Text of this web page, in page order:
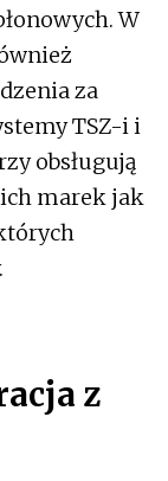
W
za
TSZ-i i
obsługują
marek jak
z